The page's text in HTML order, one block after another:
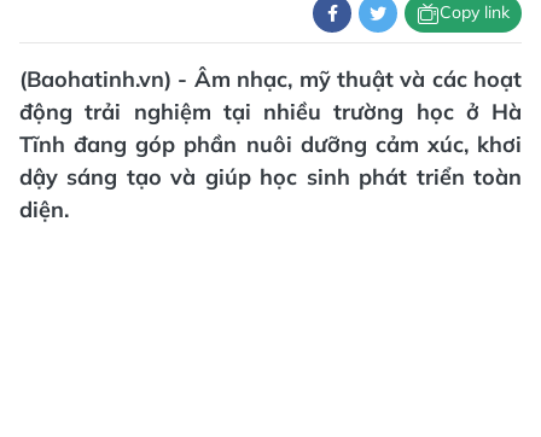
Copy link
(Baohatinh.vn) - Âm nhạc, mỹ thuật và các hoạt
động trải nghiệm tại nhiều trường học ở Hà
Tĩnh đang góp phần nuôi dưỡng cảm xúc, khơi
dậy sáng tạo và giúp học sinh phát triển toàn
diện.